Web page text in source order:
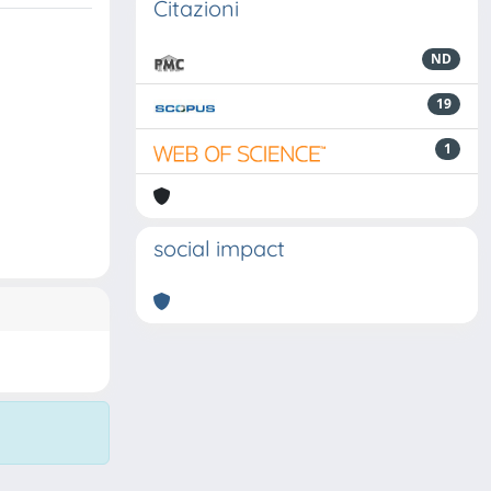
Citazioni
ND
19
1
social impact